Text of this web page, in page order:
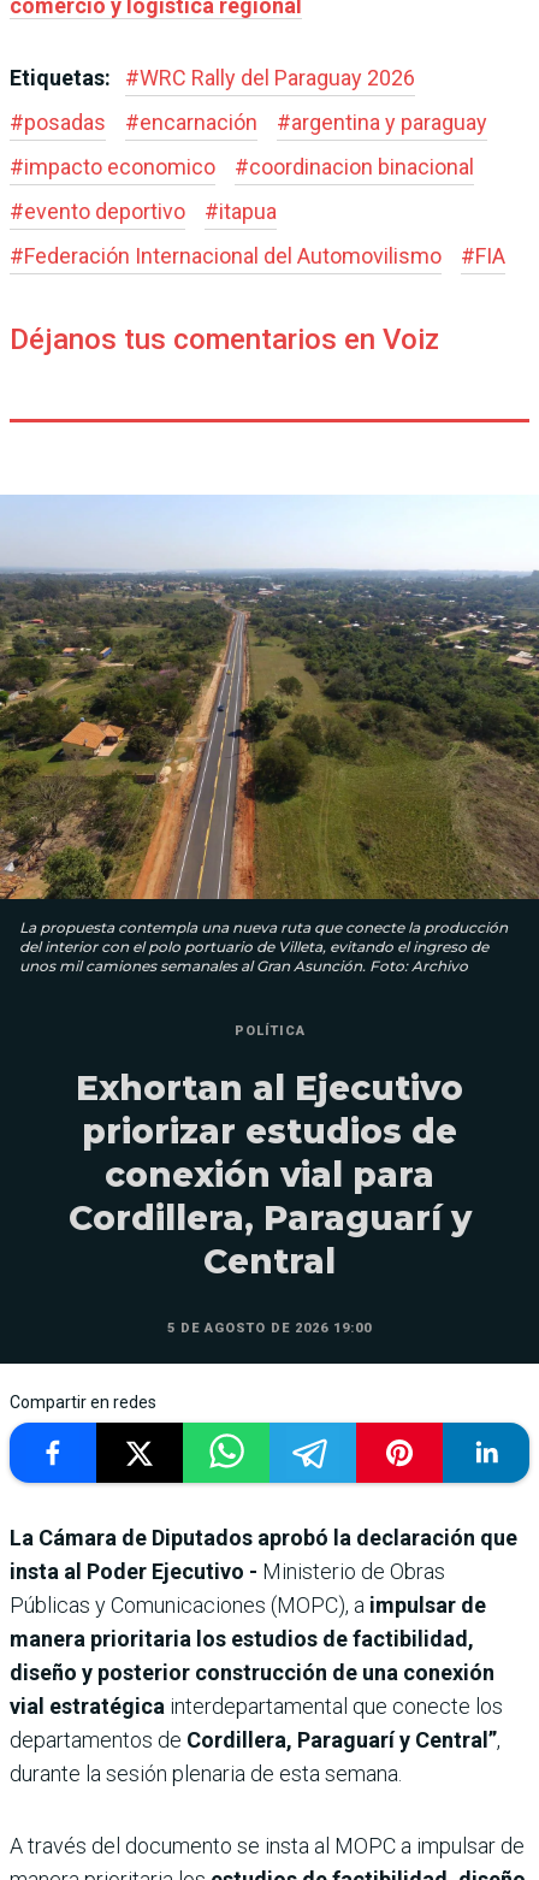
comercio y logística regional
Etiquetas: #WRC Rally del Paraguay 2026
#posadas #encarnación #argentina y paraguay
#impacto economico #coordinacion binacional
#evento deportivo #itapua
#Federación Internacional del Automovilismo #FIA
Déjanos tus comentarios en Voiz
La propuesta contempla una nueva ruta que conecte la producción
del interior con el polo portuario de Villeta, evitando el ingreso de
unos mil camiones semanales al Gran Asunción. Foto: Archivo
POLÍTICA
Exhortan al Ejecutivo
priorizar estudios de
conexión vial para
Cordillera, Paraguarí y
Central
5 DE AGOSTO DE 2026 19:00
Compartir en redes
La Cámara de Diputados aprobó la declaración que
insta al Poder Ejecutivo - Ministerio de Obras
Públicas y Comunicaciones (MOPC), a impulsar de
manera prioritaria los estudios de factibilidad,
diseño y posterior construcción de una conexión
vial estratégica interdepartamental que conecte los
departamentos de Cordillera, Paraguarí y Central”,
durante la sesión plenaria de esta semana.
A través del documento se insta al MOPC a impulsar de